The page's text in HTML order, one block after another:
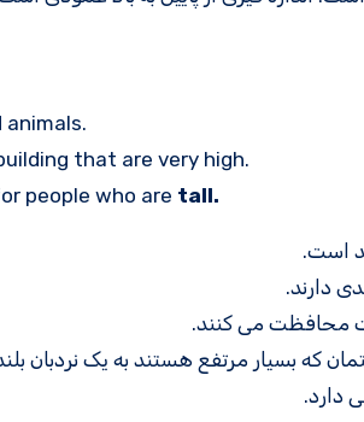
that are very high.
people who are tall.
است.
دارند.
محافظت می کنند.
که بسیار مرتفع هستند به یک نردبان
دارد.